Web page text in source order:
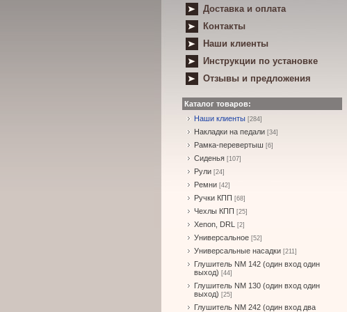
Доставка и оплата
Контакты
Наши клиенты
Инструкции по установке
Отзывы и предложения
Каталог товаров:
Наши клиенты [284]
Накладки на педали [34]
Рамка-перевертыш [6]
Сиденья [107]
Рули [24]
Ремни [42]
Ручки КПП [68]
Чехлы КПП [25]
Xenon, DRL [2]
Универсальное [52]
Универсальные насадки [211]
Глушитель NM 142 (один вход один
выход) [44]
Глушитель NM 130 (один вход один
выход) [25]
Глушитель NM 242 (один вход два